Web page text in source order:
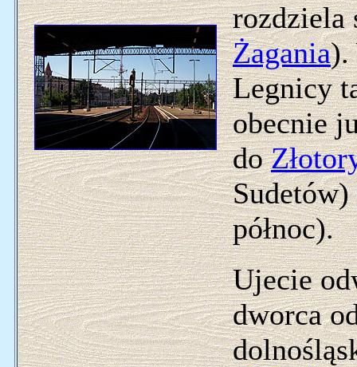
rozdziela
Żagania).
Legnicy
obecnie
do
północ).
Ujecie
dworca